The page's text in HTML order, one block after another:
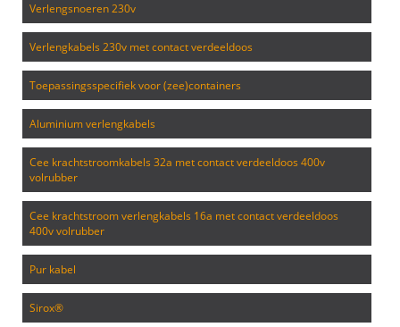
verlengsnoeren 230v
verlengkabels 230v met contact verdeeldoos
toepassingsspecifiek voor (zee)containers
aluminium verlengkabels
cee krachtstroomkabels 32a met contact verdeeldoos 400v
volrubber
cee krachtstroom verlengkabels 16a met contact verdeeldoos
400v volrubber
pur kabel
sirox®